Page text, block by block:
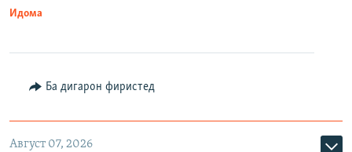
Идома
Ба дигарон фиристед
Август 07, 2026